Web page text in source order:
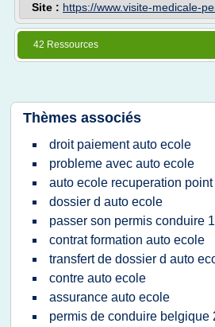
Site : https://www.visite-medicale-
42 Ressources
Thèmes associés
droit paiement auto ecole
probleme avec auto ecole
auto ecole recuperation point
dossier d auto ecole
passer son permis conduire
contrat formation auto ecole
transfert de dossier d auto
contre auto ecole
assurance auto ecole
permis de conduire belgique